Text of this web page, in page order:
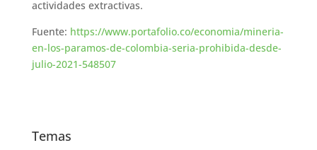
actividades extractivas.
Fuente: https://www.portafolio.co/economia/mineria-
en-los-paramos-de-colombia-seria-prohibida-desde-
julio-2021-548507
Temas